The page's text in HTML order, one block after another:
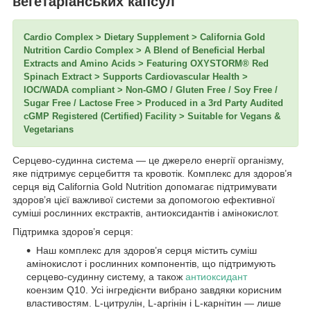
Cardio Complex > Dietary Supplement > California Gold
Nutrition Cardio Complex > A Blend of Beneficial Herbal
Extracts and Amino Acids > Featuring OXYSTORM® Red
Spinach Extract > Supports Cardiovascular Health >
IOC/WADA compliant > Non-GMO / Gluten Free / Soy Free /
Sugar Free / Lactose Free > Produced in a 3rd Party Audited
cGMP Registered (Certified) Facility > Suitable for Vegans &
Vegetarians
Серцево-судинна система — це джерело енергії організму,
яке підтримує серцебиття та кровотік. Комплекс для здоров’я
серця від California Gold Nutrition допомагає підтримувати
здоров’я цієї важливої системи за допомогою ефективної
суміші рослинних екстрактів, антиоксидантів і амінокислот.
Підтримка здоров’я серця:
Наш комплекс для здоров’я серця містить суміш
амінокислот і рослинних компонентів, що підтримують
серцево-судинну систему, а також антиоксидант
коензим Q10. Усі інгредієнти вибрано завдяки корисним
властивостям. L-цитрулін, L-аргінін і L-карнітин — лише